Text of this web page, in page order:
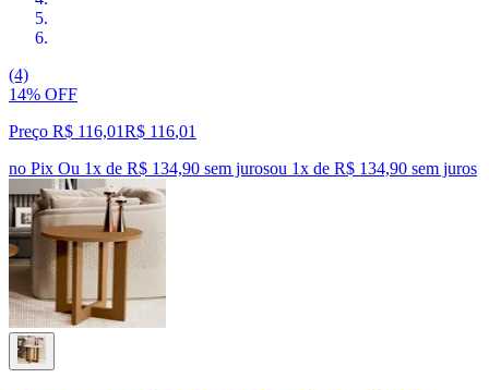
(4)
14% OFF
Preço R$ 116,01R$ 116,01
no Pix Ou 1x de R$ 134,90 sem jurosou 1x de R$ 134,90 sem juros